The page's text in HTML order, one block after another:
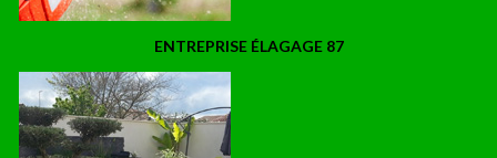
ENTREPRISE ÉLAGAGE 87